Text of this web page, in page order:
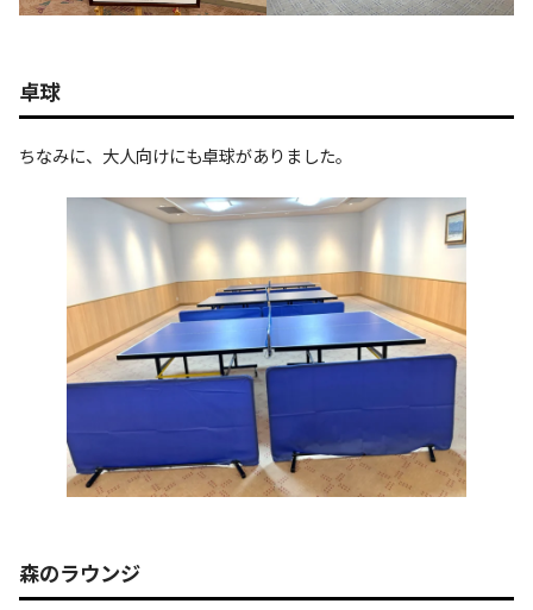
卓球
ちなみに、大人向けにも卓球がありました。
森のラウンジ